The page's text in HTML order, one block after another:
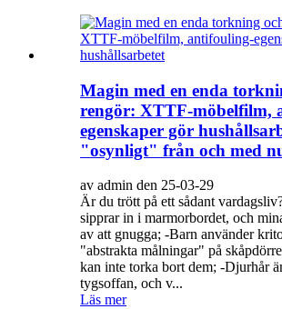
Magin med en enda
rengör: XTTF-möbelfilm,
egenskaper gör
"osynligt" från och med
av admin den 25-03-29
Är du trött på ett sådant
sipprar in i marmorbordet, och
av att gnugga; -Barn använder
"abstrakta målningar" på
kan inte torka bort dem; -Djurhår
tygsoffan, och v...
Läs mer